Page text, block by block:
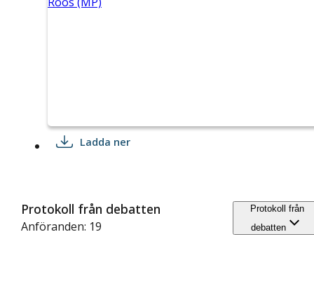
Ladda ner
Protokoll från debatten
Anföranden: 19
Protokoll från
debatten